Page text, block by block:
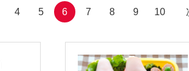
4 5 6 7 8 9 10